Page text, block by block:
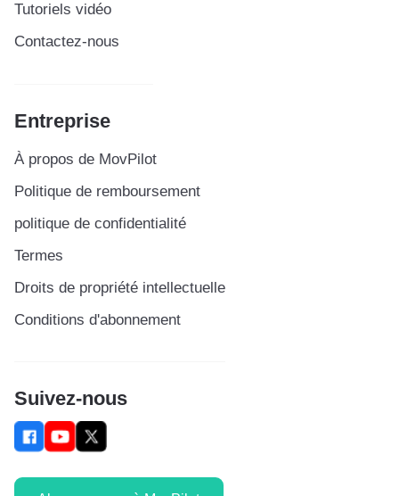
Tutoriels vidéo
Contactez-nous
Entreprise
À propos de MovPilot
Politique de remboursement
politique de confidentialité
Termes
Droits de propriété intellectuelle
Conditions d'abonnement
Suivez-nous